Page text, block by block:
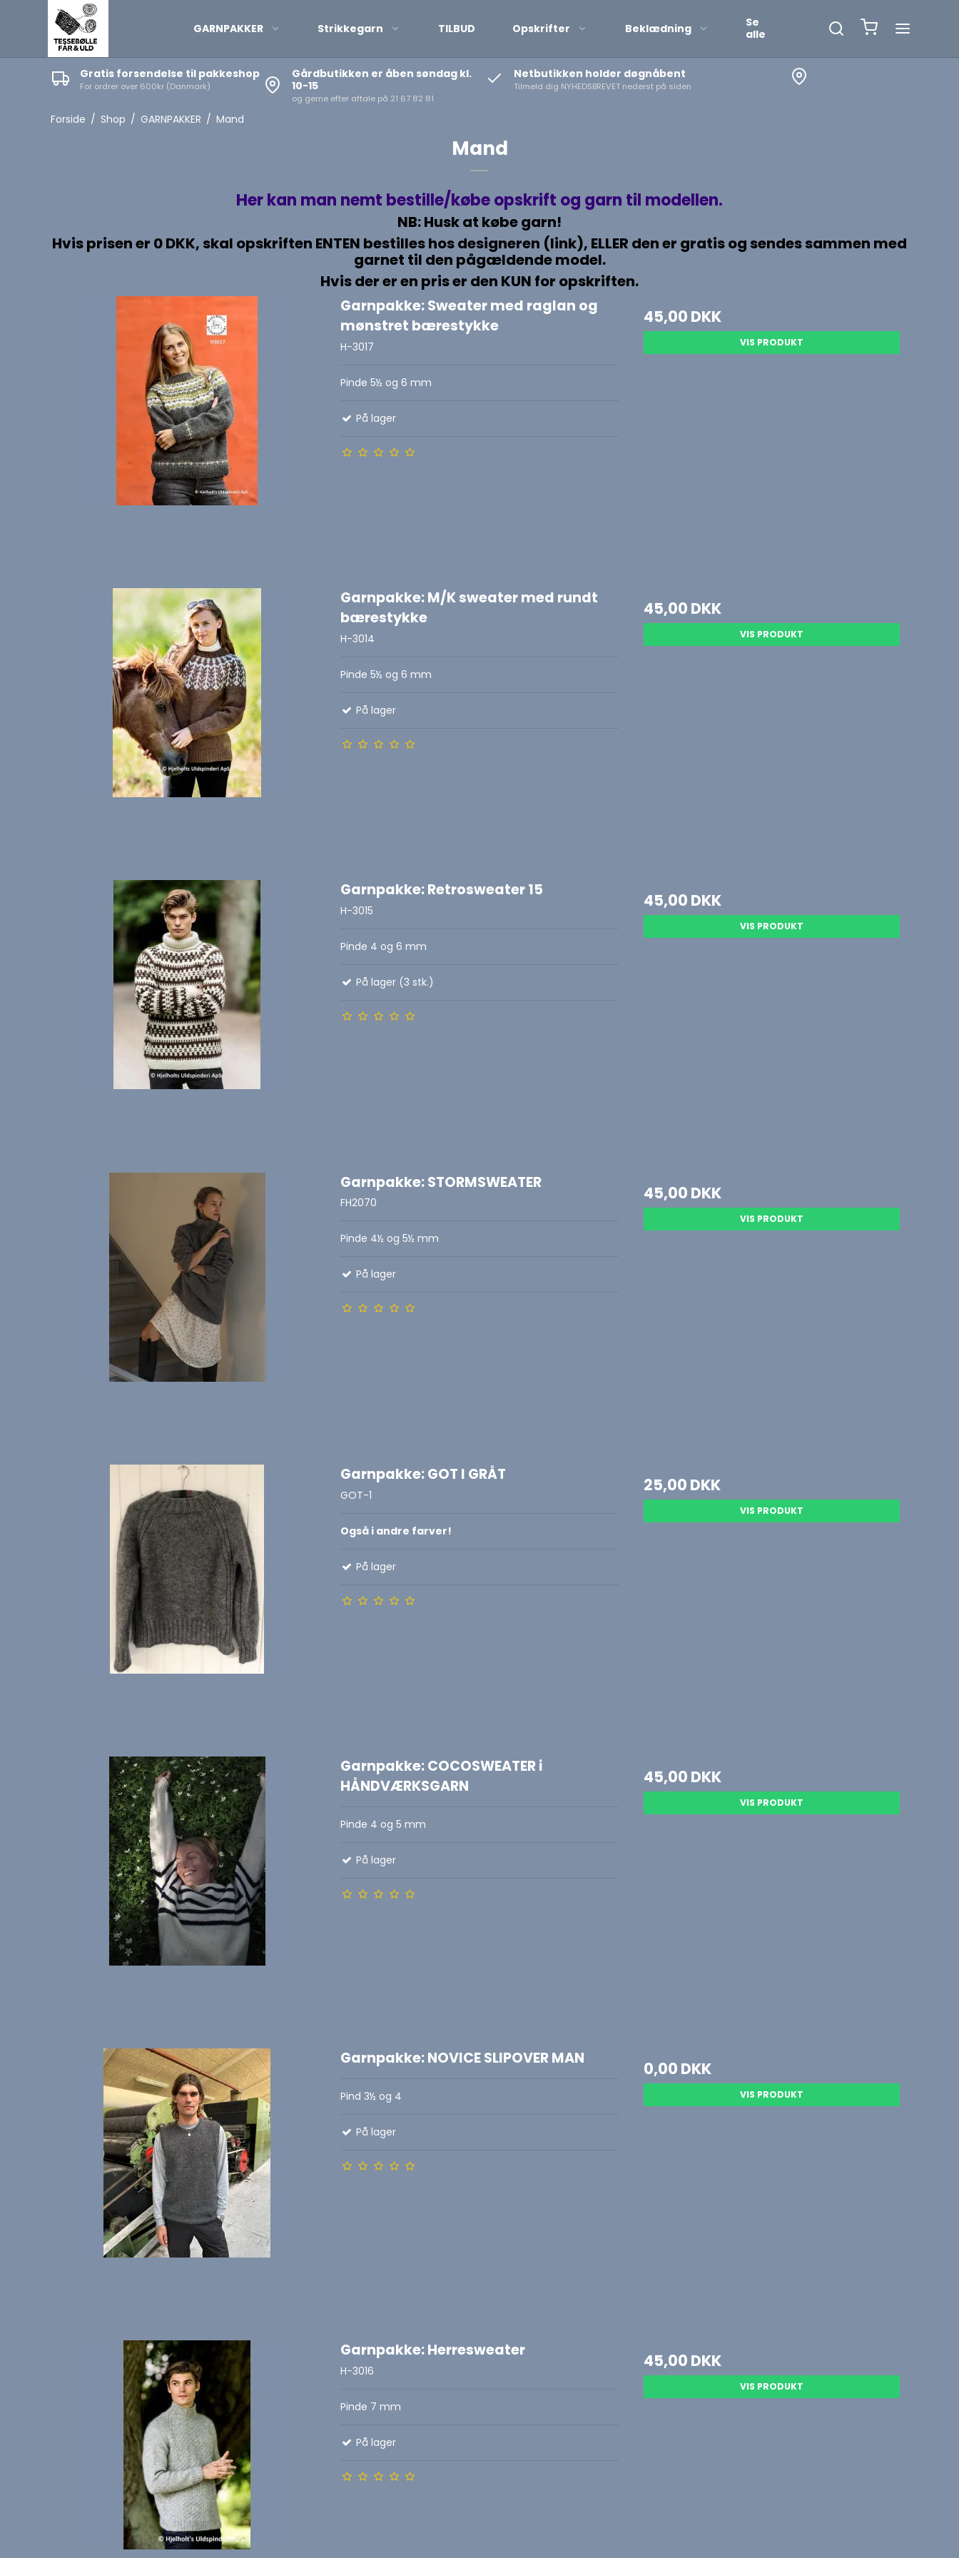
GARNPAKKER
Ponchoer, sjaler
Strikkegarn TILBUD Opskrifter Beklædning
Se
alle
Gratis forsendelse til pakkeshop
For ordrer over 600kr (Danmark)
Gårdbutikken er åben søndag kl.
10-15
og gerne efter aftale på 21 67 82 81
Netbutikken holder døgnåbent
Tilmeld dig NYHEDSBREVET nederst på siden
Forside / Shop / GARNPAKKER / Mand
Mand
Her kan man nemt bestille/købe opskrift og garn til modellen.
NB: Husk at købe garn!
Hvis prisen er 0 DKK, skal opskriften ENTEN bestilles hos designeren (link), ELLER den er gratis og sendes sammen med
garnet til den pågældende model.
Hvis der er en pris er den KUN for opskriften.
Garnpakke: Sweater med raglan og
mønstret bærestykke
H-3017
Pinde 5½ og 6 mm
På lager
45,00 DKK
VIS PRODUKT
Garnpakke: M/K sweater med rundt
bærestykke
H-3014
Pinde 5½ og 6 mm
På lager
45,00 DKK
VIS PRODUKT
Garnpakke: Retrosweater 15
H-3015
Pinde 4 og 6 mm
På lager (3 stk.)
45,00 DKK
VIS PRODUKT
Garnpakke: STORMSWEATER
FH2070
Pinde 4½ og 5½ mm
På lager
45,00 DKK
VIS PRODUKT
Garnpakke: GOT I GRÅT
GOT-1
Også i andre farver!
På lager
25,00 DKK
VIS PRODUKT
Garnpakke: COCOSWEATER i
HÅNDVÆRKSGARN
Pinde 4 og 5 mm
På lager
45,00 DKK
VIS PRODUKT
Garnpakke: NOVICE SLIPOVER MAN
Pind 3½ og 4
På lager
0,00 DKK
VIS PRODUKT
Garnpakke: Herresweater
H-3016
Pinde 7 mm
På lager
45,00 DKK
VIS PRODUKT